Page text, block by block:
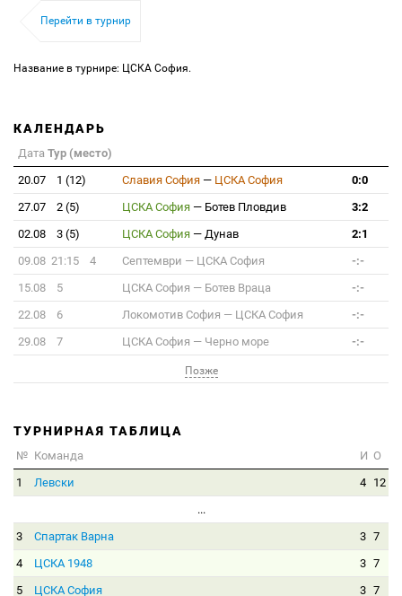
Перейти в турнир
Название в турнире: ЦСКА София.
КАЛЕНДАРЬ
Дата Тур (место)
20.07
1 (12) Славия София — ЦСКА София
0:0
27.07
2 (5) ЦСКА София — Ботев Пловдив
3:2
02.08
3 (5) ЦСКА София — Дунав
2:1
09.08 21:15
4 Септември — ЦСКА София
-:-
15.08
5 ЦСКА София — Ботев Враца
-:-
22.08
6 Локомотив София — ЦСКА София
-:-
29.08
7 ЦСКА София — Черно море -:-
Позже
ТУРНИРНАЯ ТАБЛИЦА
№ Команда И О
1
Левски 4 12
...
3
Спартак Варна 3 7
4
ЦСКА 1948 3 7
5
ЦСКА София 3 7